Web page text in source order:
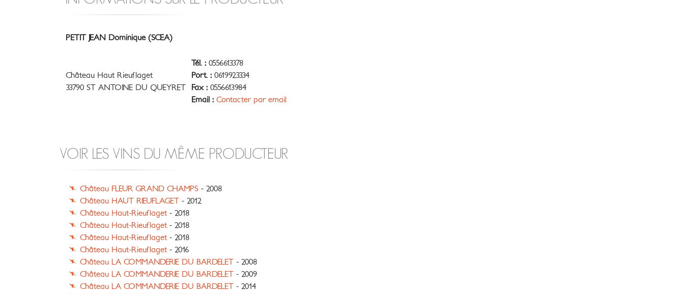
PETIT JEAN Dominique (SCEA)
Château Haut Rieuflaget
33790 ST ANTOINE DU QUEYRET
Tél. : 0556613378
Port. : 0619923334
Fax : 0556613984
Email : Contacter par email
VOIR LES VINS DU MÊME PRODUCTEUR
Château FLEUR GRAND CHAMPS - 2008
Château HAUT RIEUFLAGET - 2012
Château Haut-Rieuflaget - 2018
Château Haut-Rieuflaget - 2018
Château Haut-Rieuflaget - 2018
Château Haut-Rieuflaget - 2016
Château LA COMMANDERIE DU BARDELET - 2008
Château LA COMMANDERIE DU BARDELET - 2009
Château LA COMMANDERIE DU BARDELET - 2014